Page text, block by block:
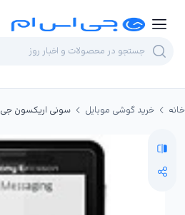
خانه خرید گوشی موبایل سونی اریکسون جی 105 نیت